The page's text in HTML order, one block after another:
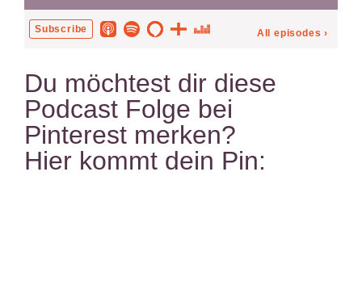
Du möchtest dir diese
Podcast Folge bei
Pinterest merken?
Hier kommt dein Pin: